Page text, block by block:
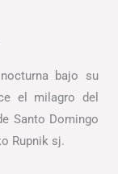
bajo su
el milagro del
Santo Domingo
Rupnik sj.